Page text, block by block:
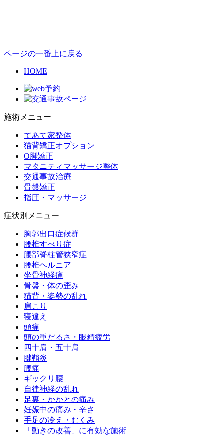
ページの一番上に戻る
HOME
施術メニュー
てあて家整体
猫背矯正オプション
O脚矯正
マタニティマッサージ整体
交通事故治療
骨盤矯正
指圧・マッサージ
症状別メニュー
胸郭出口症候群
腰椎すべり症
腰部脊柱管狭窄症
腰椎ヘルニア
坐骨神経痛
骨盤・体の歪み
猫背・姿勢の乱れ
肩こり
寝違え
頭痛
頭の重だるさ・眼精疲労
四十肩・五十肩
腱鞘炎
腰痛
ギックリ腰
自律神経の乱れ
足裏・かかとの痛み
妊娠中の痛み・辛さ
手足の冷え・むくみ
「動きの改善」に有効な施術